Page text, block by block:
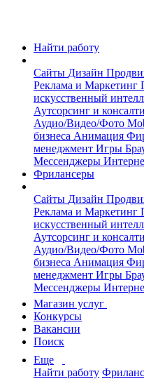
Найти работу
Сайты Дизайн
Реклама и Маркетинг
искусственный
Аутсорсинг и
Аудио/Видео/Фото
бизнеса Анимация
менеджмент Игры
Мессенджеры
Фрилансеры
Сайты Дизайн
Реклама и Маркетинг
искусственный
Аутсорсинг и
Аудио/Видео/Фото
бизнеса Анимация
менеджмент Игры
Мессенджеры
Магазин услуг
Конкурсы
Вакансии
Поиск
Еще
Найти работу